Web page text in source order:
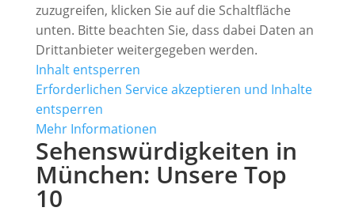
zuzugreifen, klicken Sie auf die Schaltfläche
unten. Bitte beachten Sie, dass dabei Daten an
Drittanbieter weitergegeben werden.
Inhalt entsperren
Erforderlichen Service akzeptieren und Inhalte
entsperren
Mehr Informationen
Sehenswürdigkeiten in
München: Unsere Top
10